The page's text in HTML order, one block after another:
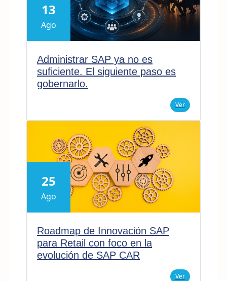
13
Ago
Administrar SAP ya no es
suficiente. El siguiente paso es
gobernarlo.
Ver
25
Ago
Roadmap de Innovación SAP
para Retail con foco en la
evolución de SAP CAR
Ver